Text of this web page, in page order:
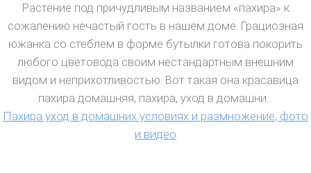
Растение под причудливым названием «пахира» к
сожалению нечастый гость в нашем доме. Грациозная
южанка со стеблем в форме бутылки готова покорить
любого цветовода своим нестандартным внешним
видом и неприхотливостью. Вот такая она красавица
пахира домашняя, пахира, уход в домашни...
Пахира уход в домашних условиях и размножение, фото
и видео